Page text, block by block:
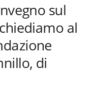
sul
al
di